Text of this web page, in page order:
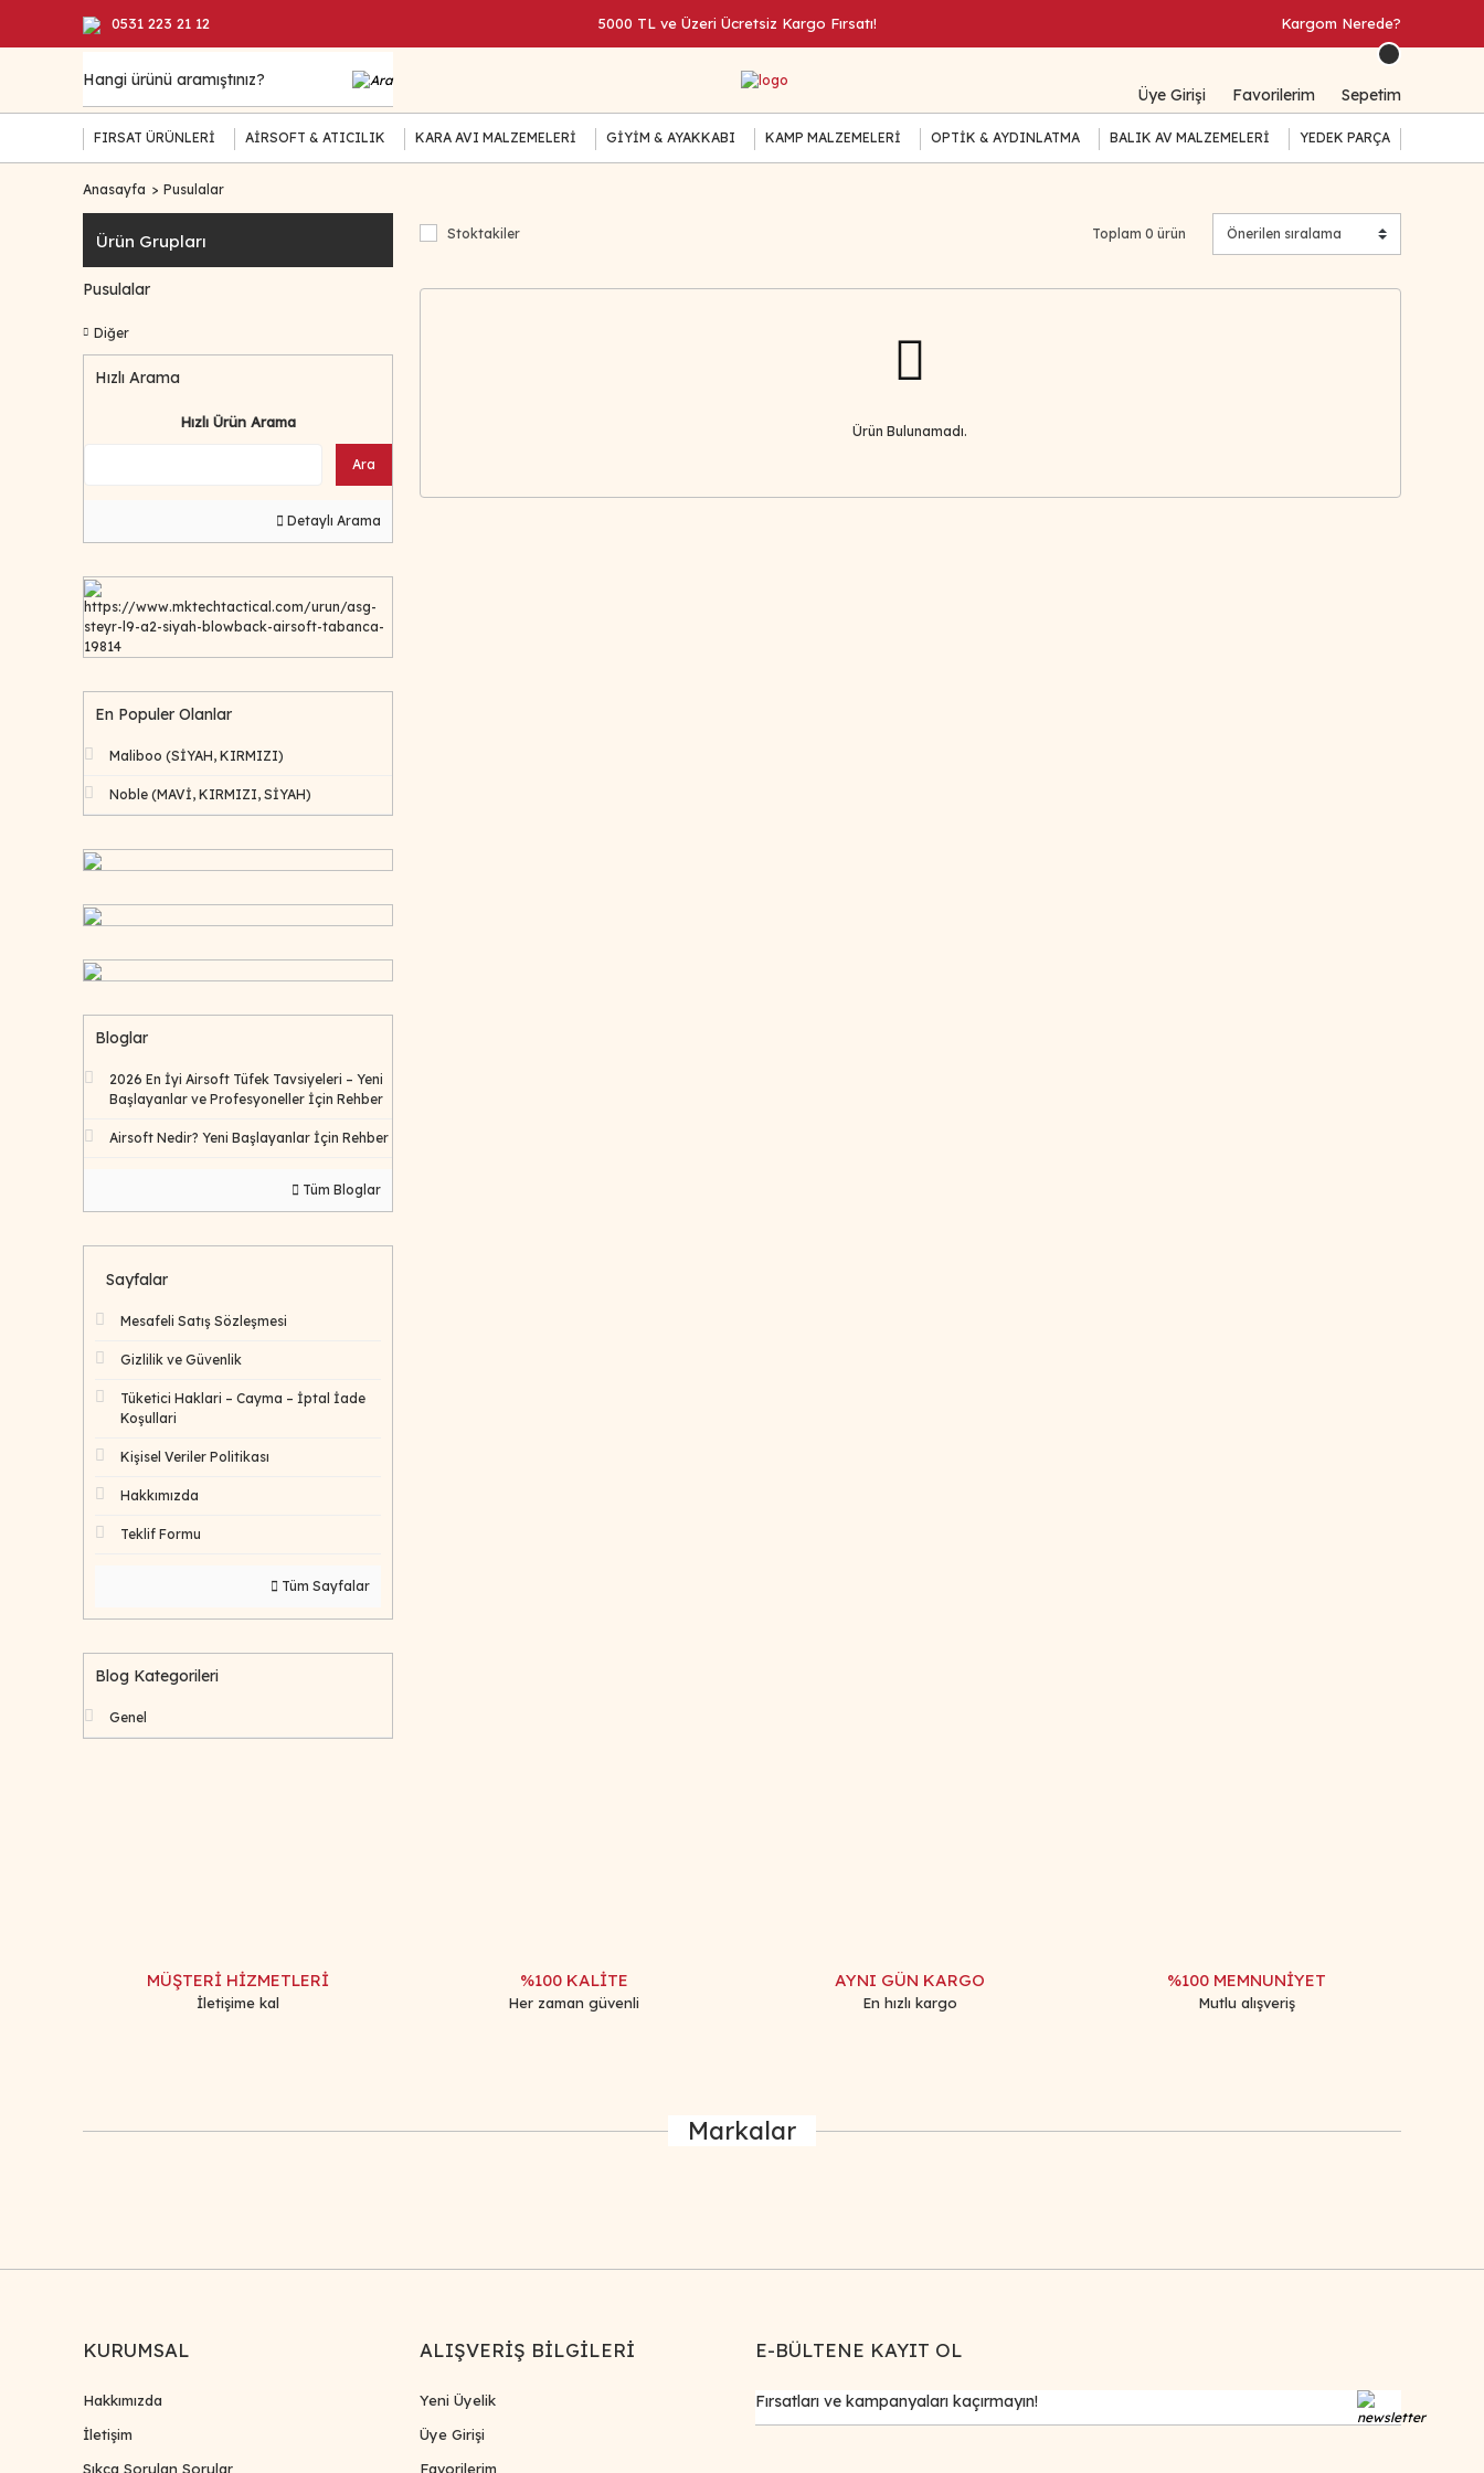
0531 223 21 12 5000 TL ve Üzeri Ücretsiz Kargo Fırsatı! Kargom Nerede?
Üye Girişi Favorilerim Sepetim
FIRSAT ÜRÜNLERİ AİRSOFT & ATICILIK KARA AVI MALZEMELERİ GİYİM & AYAKKABI KAMP MALZEMELERİ OPTİK & AYDINLATMA BALIK AV MALZEMELERİ YEDEK PARÇA
Anasayfa Pusulalar
Ürün Grupları
Pusulalar
Diğer
Hızlı Arama
Hızlı Ürün Arama
Ara
Detaylı Arama
https://www.mktechtactical.com/urun/asg-
steyr-l9-a2-siyah-blowback-airsoft-tabanca-
19814
En Populer Olanlar
Maliboo (SİYAH, KIRMIZI)
Noble (MAVİ, KIRMIZI, SİYAH)
Bloglar
2026 En İyi Airsoft Tüfek Tavsiyeleri – Yeni
Başlayanlar ve Profesyoneller İçin Rehber
Airsoft Nedir? Yeni Başlayanlar İçin Rehber
Tüm Bloglar
Sayfalar
Mesafeli Satış Sözleşmesi
Gizlilik ve Güvenlik
Tüketici Haklari – Cayma – İptal İade
Koşullari
Kişisel Veriler Politikası
Hakkımızda
Teklif Formu
Tüm Sayfalar
Blog Kategorileri
Genel
Stoktakiler Toplam 0 ürün
Ürün Bulunamadı.
MÜŞTERİ HİZMETLERİ
İletişime kal
%100 KALİTE
Her zaman güvenli
AYNI GÜN KARGO
En hızlı kargo
%100 MEMNUNİYET
Mutlu alışveriş
Markalar
KURUMSAL
Hakkımızda
İletişim
Sıkça Sorulan Sorular
ALIŞVERİŞ BİLGİLERİ
Yeni Üyelik
Üye Girişi
Favorilerim
E-BÜLTENE KAYIT OL